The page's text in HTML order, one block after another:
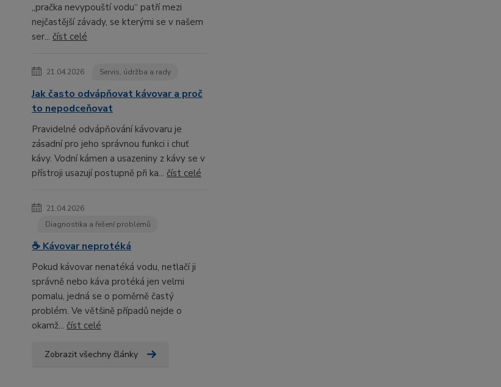
„pračka nevypouští vodu“ patří mezi
nejčastější závady, se kterými se v našem
ser... číst celé
21.04.2026 Servis, údržba a rady
Jak často odvápňovat kávovar a proč
to nepodceňovat
Pravidelné odvápňování kávovaru je
zásadní pro jeho správnou funkci i chuť
kávy. Vodní kámen a usazeniny z kávy se v
přístroji usazují postupně při ka... číst celé
21.04.2026
Diagnostika a řešení problémů
☕ Kávovar neprotéká
Pokud kávovar nenatéká vodu, netlačí ji
správně nebo káva protéká jen velmi
pomalu, jedná se o poměrně častý
problém. Ve většině případů nejde o
okamž... číst celé
Zobrazit všechny články